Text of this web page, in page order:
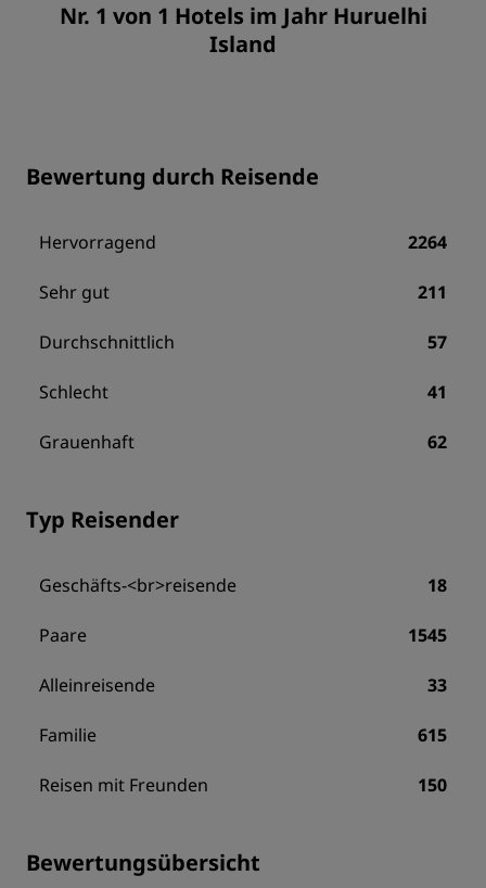
Nr. 1 von 1 Hotels im Jahr Huruelhi
Island
Bewertung durch Reisende
Hervorragend 2264
Sehr gut 211
Durchschnittlich 57
Schlecht 41
Grauenhaft 62
Typ Reisender
Geschäfts-<br>reisende 18
Paare 1545
Alleinreisende 33
Familie 615
Reisen mit Freunden 150
Bewertungsübersicht